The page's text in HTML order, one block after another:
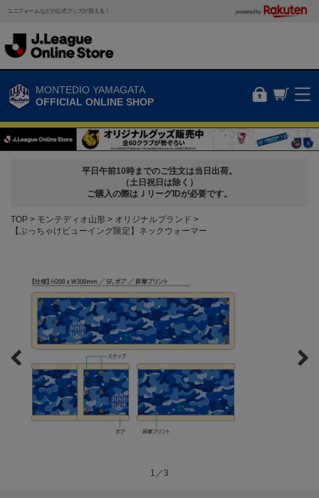
ユニフォームなどの公式グッズが買える！ powered by
MONTEDIO YAMAGATA
OFFICIAL ONLINE SHOP
平日午前10時までのご注文は当日出荷。
（土日祝日は除く）
ご購入の際はＪリーグIDが必要です。
TOP モンテディオ山形
オリジナルブランド
【ぶっちゃけビューイング限定】ネックウォーマー
1／3